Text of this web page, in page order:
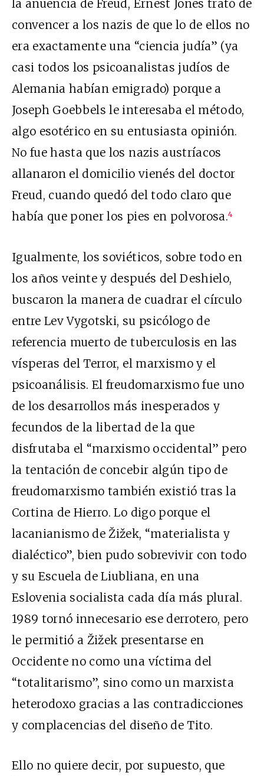
la anuencia de Freud, Ernest Jones trató de
convencer a los nazis de que lo de ellos no
era exactamente una “ciencia judía” (ya
casi todos los psicoanalistas judíos de
Alemania habían emigrado) porque a
Joseph Goebbels le interesaba el método,
algo esotérico en su entusiasta opinión.
No fue hasta que los nazis austríacos
allanaron el domicilio vienés del doctor
Freud, cuando quedó del todo claro que
había que poner los pies en polvorosa.4
Igualmente, los soviéticos, sobre todo en
los años veinte y después del Deshielo,
buscaron la manera de cuadrar el círculo
entre Lev Vygotski, su psicólogo de
referencia muerto de tuberculosis en las
vísperas del Terror, el marxismo y el
psicoanálisis. El freudomarxismo fue uno
de los desarrollos más inesperados y
fecundos de la libertad de la que
disfrutaba el “marxismo occidental” pero
la tentación de concebir algún tipo de
freudomarxismo también existió tras la
Cortina de Hierro. Lo digo porque el
lacanianismo de Žižek, “materialista y
dialéctico”, bien pudo sobrevivir con todo
y su Escuela de Liubliana, en una
Eslovenia socialista cada día más plural.
1989 tornó innecesario ese derrotero, pero
le permitió a Žižek presentarse en
Occidente no como una víctima del
“totalitarismo”, sino como un marxista
heterodoxo gracias a las contradicciones
y complacencias del diseño de Tito.
Ello no quiere decir, por supuesto, que